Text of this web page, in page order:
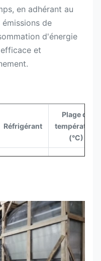
en adhérant au
de
d'énergie
et
Réfrigérant
Plage de
température
(°C)
R290